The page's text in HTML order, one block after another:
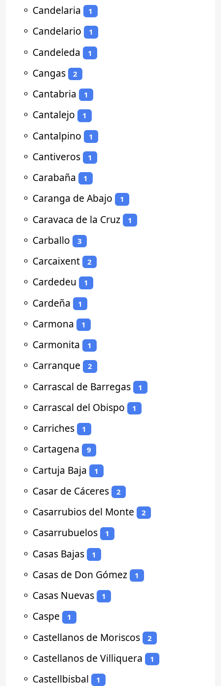
⚬ Candelaria 1
⚬ Candelario 1
⚬ Candeleda 1
⚬ Cangas 2
⚬ Cantabria 1
⚬ Cantalejo 1
⚬ Cantalpino 1
⚬ Cantiveros 1
⚬ Carabaña 1
⚬ Caranga de Abajo 1
⚬ Caravaca de la Cruz 1
⚬ Carballo 3
⚬ Carcaixent 2
⚬ Cardedeu 1
⚬ Cardeña 1
⚬ Carmona 1
⚬ Carmonita 1
⚬ Carranque 2
⚬ Carrascal de Barregas 1
⚬ Carrascal del Obispo 1
⚬ Carriches 1
⚬ Cartagena 9
⚬ Cartuja Baja 1
⚬ Casar de Cáceres 2
⚬ Casarrubios del Monte 2
⚬ Casarrubuelos 1
⚬ Casas Bajas 1
⚬ Casas de Don Gómez 1
⚬ Casas Nuevas 1
⚬ Caspe 1
⚬ Castellanos de Moriscos 2
⚬ Castellanos de Villiquera 1
⚬ Castellbisbal 1